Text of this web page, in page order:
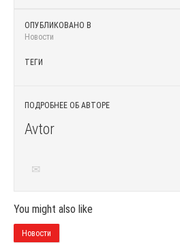
ОПУБЛИКОВАНО В
Новости
ТЕГИ
ПОДРОБНЕЕ ОБ АВТОРЕ
Avtor
You might also like
Новости